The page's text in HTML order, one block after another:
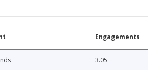
Engagements
3.05